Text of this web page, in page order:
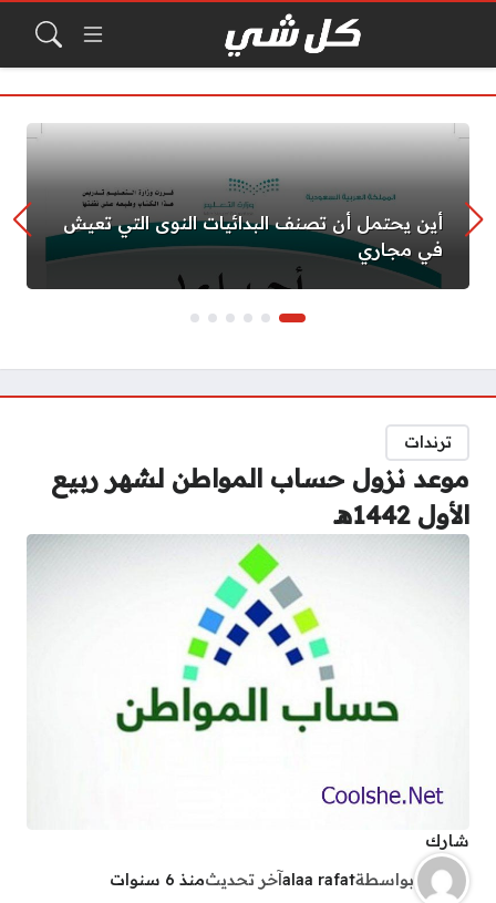
أين يحتمل أن تصنف البدائيات النوى التي تعيش
في مجاري
ترندات
موعد نزول حساب المواطن لشهر ربيع
الأول 1442هـ
شارك
بواسطةalaa rafatآخر تحديثمنذ 6 سنوات